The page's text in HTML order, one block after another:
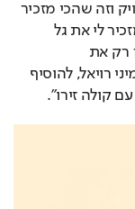
מכיוון שהוא ההמבורגר הכי מנחם, הכי מדויק וזה שהכי מזכיר
לי את הילדות. ההמבורגר של מקדונלד'ס מזכיר לי את גל
הקטן. הטכניקה שלי כשאני שם היא להזמין רק את
ההמבורגרים הקטנים: מיני רויאל או דאבל מיני רויאל, להוסיף
קולה זירו".